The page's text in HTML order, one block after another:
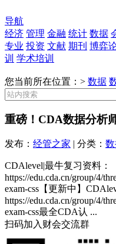
导航
经济 管理 金融 统计 数据
专业 投资 文献 期刊 博弈
训 学术培训
您当前所在位置：> 数据
重磅！CDA数据分析
发布： 经管之家 | 分类：
CDAlevel|最牛复习资料：
https://edu.cda.cn/group/4/
exam-css【更新中】
https://edu.cda.cn/group/4/
exam-css最全CDA认 ...
扫码加入财会交流群